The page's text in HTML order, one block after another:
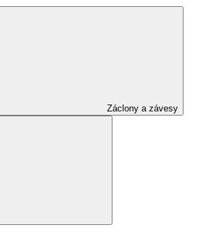
Záclony a závesy